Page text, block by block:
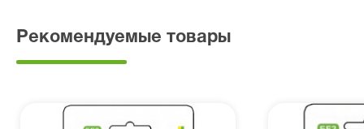
Рекомендуемые товары